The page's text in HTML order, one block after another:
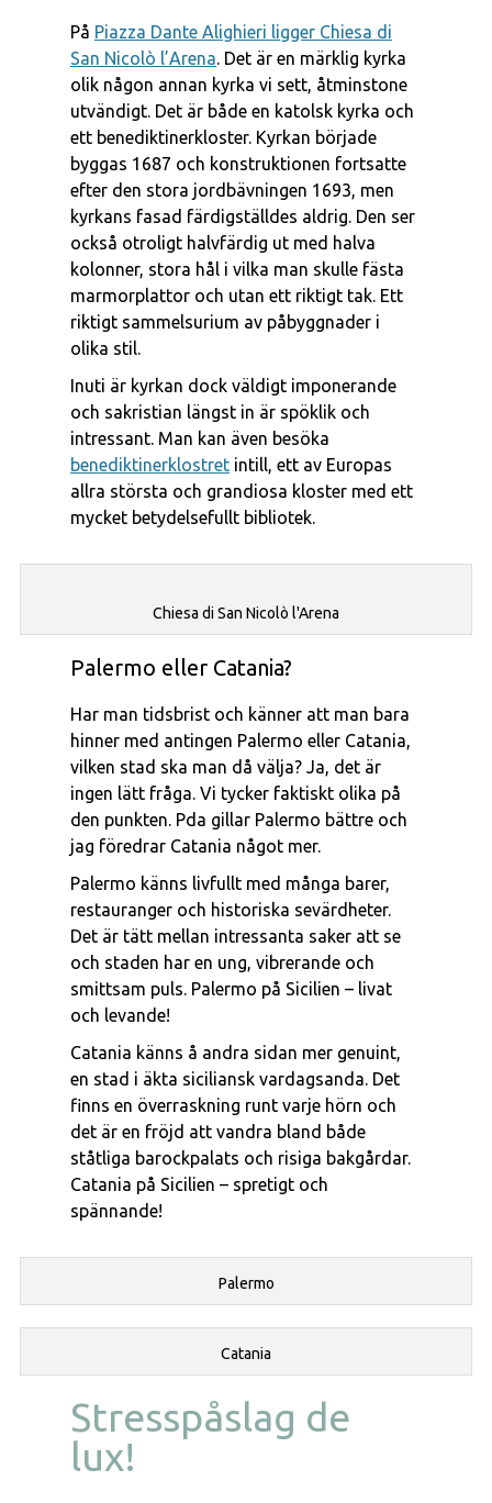
På Piazza Dante Alighieri ligger Chiesa di
San Nicolò l’Arena. Det är en märklig kyrka
olik någon annan kyrka vi sett, åtminstone
utvändigt. Det är både en katolsk kyrka och
ett benediktinerkloster. Kyrkan började
byggas 1687 och konstruktionen fortsatte
efter den stora jordbävningen 1693, men
kyrkans fasad färdigställdes aldrig. Den ser
också otroligt halvfärdig ut med halva
kolonner, stora hål i vilka man skulle fästa
marmorplattor och utan ett riktigt tak. Ett
riktigt sammelsurium av påbyggnader i
olika stil.
Inuti är kyrkan dock väldigt imponerande
och sakristian längst in är spöklik och
intressant. Man kan även besöka
benediktinerklostret intill, ett av Europas
allra största och grandiosa kloster med ett
mycket betydelsefullt bibliotek.
Chiesa di San Nicolò l'Arena
Palermo eller Catania?
Har man tidsbrist och känner att man bara
hinner med antingen Palermo eller Catania,
vilken stad ska man då välja? Ja, det är
ingen lätt fråga. Vi tycker faktiskt olika på
den punkten. Pda gillar Palermo bättre och
jag föredrar Catania något mer.
Palermo känns livfullt med många barer,
restauranger och historiska sevärdheter.
Det är tätt mellan intressanta saker att se
och staden har en ung, vibrerande och
smittsam puls. Palermo på Sicilien – livat
och levande!
Catania känns å andra sidan mer genuint,
en stad i äkta siciliansk vardagsanda. Det
finns en överraskning runt varje hörn och
det är en fröjd att vandra bland både
ståtliga barockpalats och risiga bakgårdar.
Catania på Sicilien – spretigt och
spännande!
Palermo
Catania
Stresspåslag de
lux!